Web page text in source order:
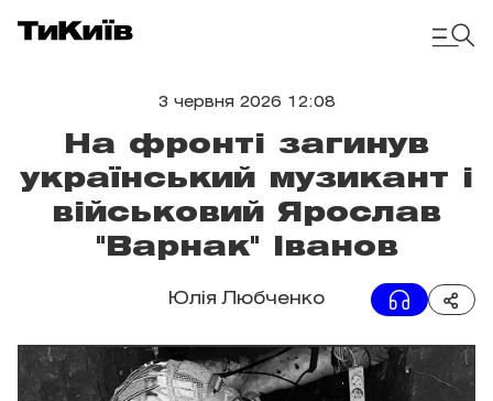
3 червня 2026 12:08
На фронті загинув
український музикант і
військовий Ярослав
"Варнак" Іванов
Юлія Любченко